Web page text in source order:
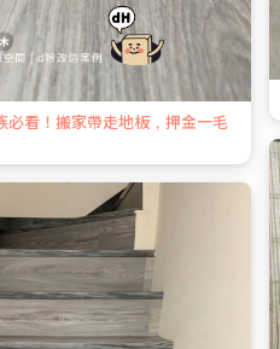
必看！搬家帶走地板，押金一毛